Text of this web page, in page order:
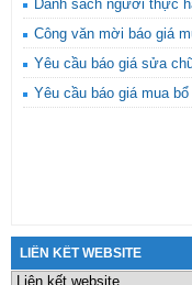
Danh sách người thực
Công văn mời báo giá
Yêu cầu báo giá sửa
Yêu cầu báo giá mua
LIÊN KẾT WEBSITE